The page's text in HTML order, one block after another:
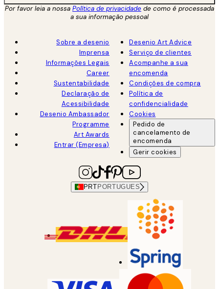
Por favor leia a nossa Política de privacidade de como é processada
a sua informação pessoal
Sobre a desenio
Imprensa
Informações Legais
Career
Sustentabilidade
Declaração de
Acessibilidade
Desenio Ambassador
Programme
Art Awards
Entrar (Empresa)
Desenio Art Advice
Serviço de clientes
Acompanhe a sua
encomenda
Condições de compra
Política de
confidencialidade
Cookies
Pedido de
cancelamento de
encomenda
Gerir cookies
PRT PORTUGUES